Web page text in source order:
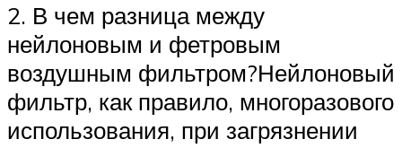
2. В чем разница между
нейлоновым и фетровым
воздушным фильтром?Нейлоновый
фильтр, как правило, многоразового
использования, при загрязнении